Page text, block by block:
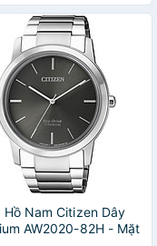
Nam Citizen Dây
AW2020-82H - Mặt